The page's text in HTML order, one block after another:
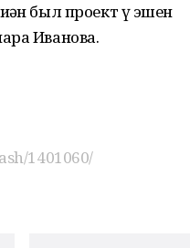
был проект үҙ эшен
Иванова.
1401060/